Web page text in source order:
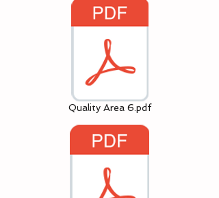
Quality Area 6.pdf